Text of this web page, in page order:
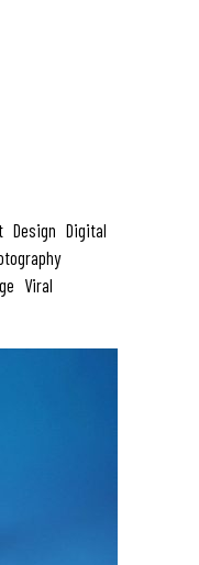
Design Digital
Viral